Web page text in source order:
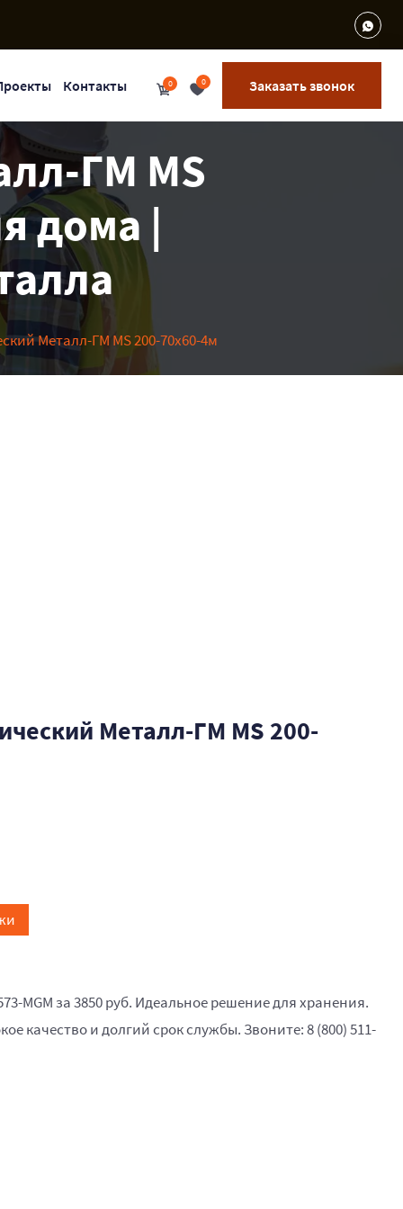
Контакты 0 0 Заказать звонок
ГМ MS
дома |
Металл-ГМ MS 200-70х60-4м
Металл-ГМ MS 200-
MGM за 3850 руб. Идеальное решение для хранения.
качество и долгий срок службы. Звоните: 8 (800) 511-